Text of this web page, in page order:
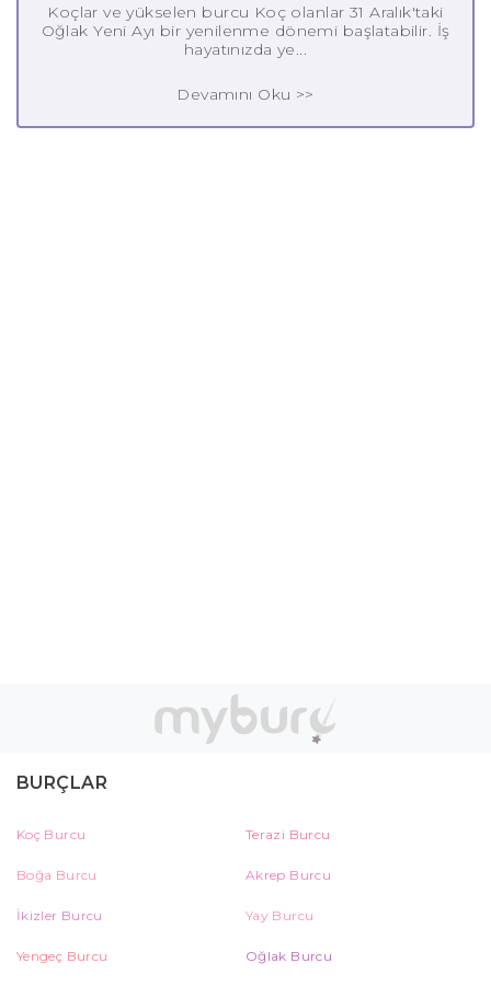
Koçlar ve yükselen burcu Koç olanlar 31 Aralık'taki
Oğlak Yeni Ayı bir yenilenme dönemi başlatabilir. İş
hayatınızda ye...
Devamını Oku >>
BURÇLAR
Koç Burcu Terazi Burcu
Boğa Burcu Akrep Burcu
İkizler Burcu Yay Burcu
Yengeç Burcu Oğlak Burcu